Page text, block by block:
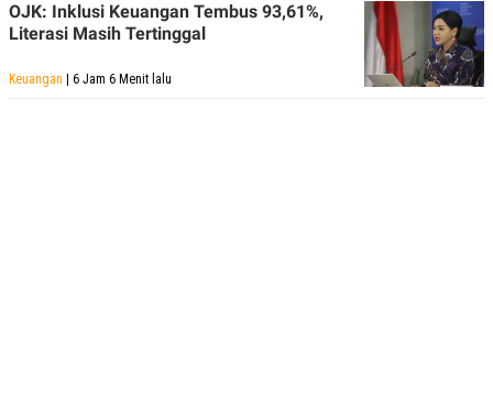
OJK: Inklusi Keuangan Tembus 93,61%,
Literasi Masih Tertinggal
Keuangan | 6 Jam 6 Menit lalu